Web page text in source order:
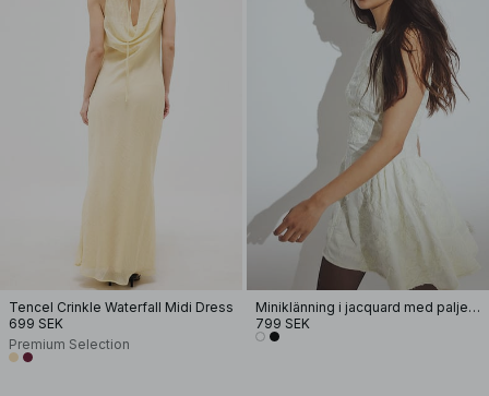
Tencel Crinkle Waterfall Midi Dress
699 SEK
Premium Selection
Miniklänning i jacquard med paljetter, rynkning i höften
799 SEK